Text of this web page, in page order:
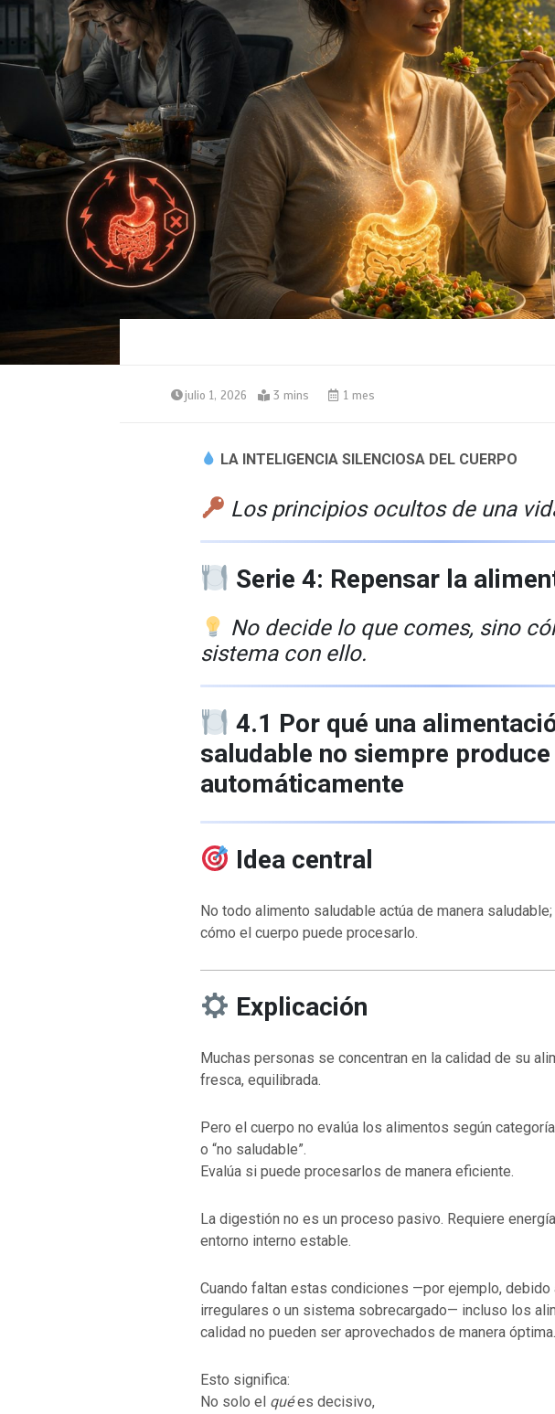
julio 1, 2026 3 mins 1 mes
LA INTELIGENCIA SILENCIOSA DEL CUERPO
Los principios ocultos de una
Serie 4: Repensar la
No decide lo que comes, sino
sistema con ello.
4.1 Por qué una
saludable no siempre produce
automáticamente
Idea central
No todo alimento saludable actúa de manera
cómo el cuerpo puede procesarlo.
Explicación
Muchas personas se concentran en la calidad de su
fresca, equilibrada.
Pero el cuerpo no evalúa los alimentos según
o “no saludable”.
Evalúa si puede procesarlos de manera eficiente.
La digestión no es un proceso pasivo. Requiere
entorno interno estable.
Cuando faltan estas condiciones —por ejemplo,
irregulares o un sistema sobrecargado— incluso los
calidad no pueden ser aprovechados de manera óptima.
Esto significa:
No solo el quées decisivo,